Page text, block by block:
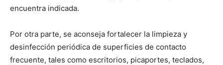
encuentra indicada.
Por otra parte, se aconseja fortalecer la limpieza y
desinfección periódica de superficies de contacto
frecuente, tales como escritorios, picaportes, teclados,